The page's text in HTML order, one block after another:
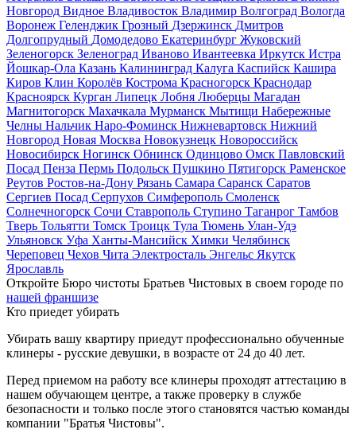
Новгород Видное Владивосток Владимир Волгоград Вологда
Воронеж Геленджик Грозный Дзержинск Дмитров
Долгопрудный Домодедово Екатеринбург Жуковский
Зеленогорск Зеленоград Иваново Ивантеевка Иркутск Истра
Йошкар-Ола Казань Калининград Калуга Каспийск Кашира
Киров Клин Королёв Кострома Красногорск Краснодар
Красноярск Курган Липецк Лобня Люберцы Магадан
Магнитогорск Махачкала Мурманск Мытищи Набережные
Челны Нальчик Наро-Фоминск Нижневартовск Нижний
Новгород Новая Москва Новокузнецк Новороссийск
Новосибирск Ногинск Обнинск Одинцово Омск Павловский
Посад Пенза Пермь Подольск Пушкино Пятигорск Раменское
Реутов Ростов-на-Дону Рязань Самара Саранск Саратов
Сергиев Посад Серпухов Симферополь Смоленск
Солнечногорск Сочи Ставрополь Ступино Таганрог Тамбов
Тверь Тольятти Томск Троицк Тула Тюмень Улан-Удэ
Ульяновск Уфа Ханты-Мансийск Химки Челябинск
Череповец Чехов Чита Электросталь Энгельс Якутск
Ярославль
Откройте Бюро чистоты Братьев Чистовых в своем городе по
нашей франшизе
Кто приедет убирать
Убирать вашу квартиру приедут профессионально обученные
клинеры - русские девушки, в возрасте от 24 до 40 лет.
Перед приемом на работу все клинеры проходят аттестацию в
нашем обучающем центре, а также проверку в службе
безопасности и только после этого становятся частью команды
компании "Братья Чистовы".